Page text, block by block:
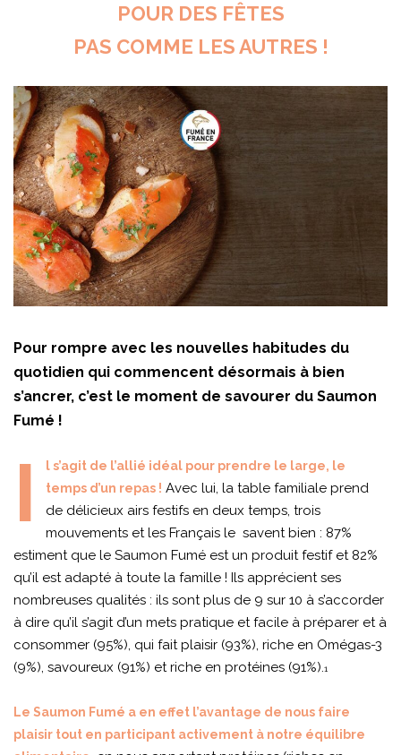
POUR DES FÊTES
PAS COMME LES AUTRES !
Pour rompre avec les nouvelles habitudes du
quotidien qui commencent désormais à bien
s’ancrer, c’est le moment de savourer du Saumon
Fumé !
I
l s’agit de l’allié idéal pour prendre le large, le
temps d’un repas ! Avec lui, la table familiale prend
de délicieux airs festifs en deux temps, trois
mouvements et les Français le savent bien : 87%
estiment que le Saumon Fumé est un produit festif et 82%
qu’il est adapté à toute la famille ! Ils apprécient ses
nombreuses qualités : ils sont plus de 9 sur 10 à s’accorder
à dire qu’il s’agit d’un mets pratique et facile à préparer et à
consommer (95%), qui fait plaisir (93%), riche en Omégas-3
(9%), savoureux (91%) et riche en protéines (91%).1
Le Saumon Fumé a en effet l’avantage de nous faire
plaisir tout en participant activement à notre équilibre